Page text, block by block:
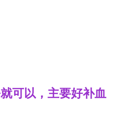
可以，主要好补血